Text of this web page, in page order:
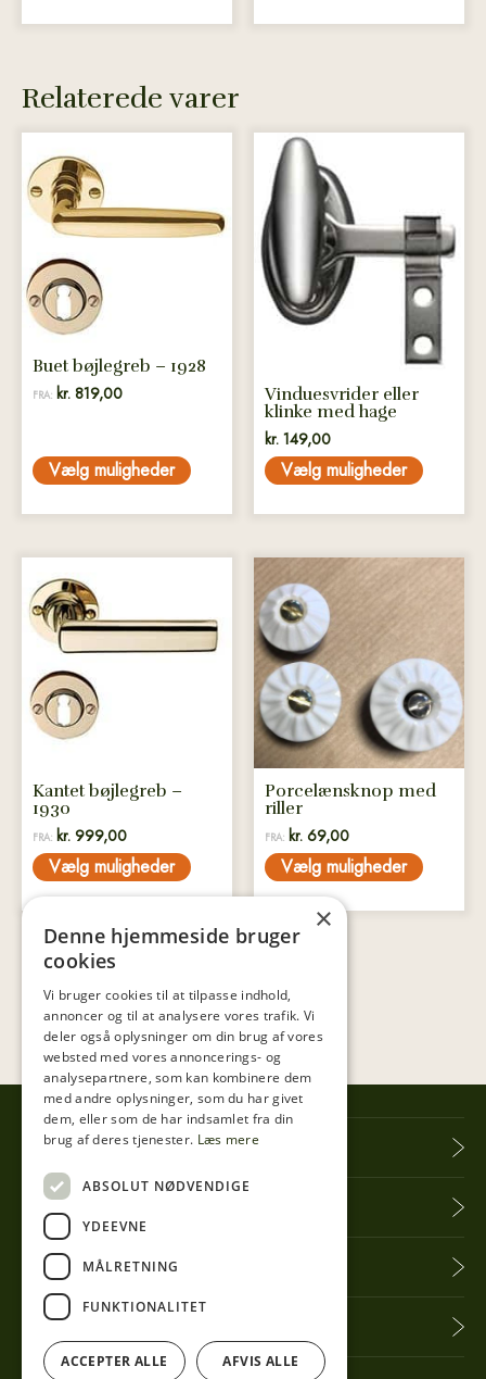
Relaterede varer
Buet bøjlegreb – 1928
FRA: kr. 819,00
Vælg muligheder
vare
har
flere
Mulighederne
kan
vælges
varesiden
Vinduesvrider eller
klinke med hage
kr. 149,00
Vælg muligheder
Dette
vare
har
flere
varianter.
Mulighederne
kan
vælges
Kantet bøjlegreb –
1930
FRA: kr. 999,00
Vælg muligheder
vare
har
flere
varianter.
Mulighederne
kan
varesiden
Porcelænsknop med
riller
FRA: kr. 69,00
Vælg muligheder
Dette
vare
har
flere
varianter.
Mulighederne
kan
vælges
varesiden
Tibberup Høkeren
Information
Praktisk info
Få seneste nyt
×
Denne hjemmeside bruger
cookies
Vi bruger cookies til at tilpasse indhold,
annoncer og til at analysere vores trafik. Vi
deler også oplysninger om din brug af vores
websted med vores annoncerings- og
analysepartnere, som kan kombinere dem
med andre oplysninger, som du har givet
dem, eller som de har indsamlet fra din
brug af deres tjenester. Læs mere
ABSOLUT NØDVENDIGE
YDEEVNE
MÅLRETNING
FUNKTIONALITET
ACCEPTER ALLE AFVIS ALLE